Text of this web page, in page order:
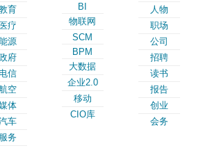
育
医疗
源
府
电信
空
体
车
服务
BI
物联网
SCM
BPM
大数据
企业2.0
移动
CIO库
人物
职场
公司
招聘
读书
报告
创业
会务